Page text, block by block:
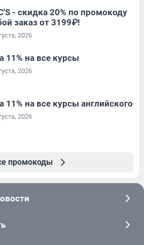
- скидка 20% по промокоду
заказ от 3199₽!
2026
11% на все курсы
2026
11% на все курсы английского
2026
промокоды